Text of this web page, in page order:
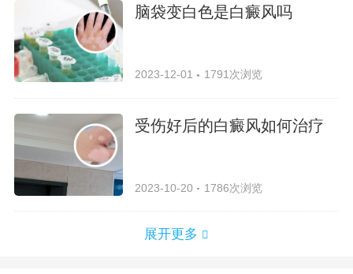
脑袋变白色是白癜风吗
2023-12-01 1791次浏览
受伤好后的白癜风如何治疗
2023-10-20 1786次浏览
展开更多